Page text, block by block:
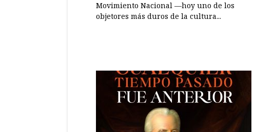
Movimiento Nacional —hoy uno de los
objetores más duros de la cultura...